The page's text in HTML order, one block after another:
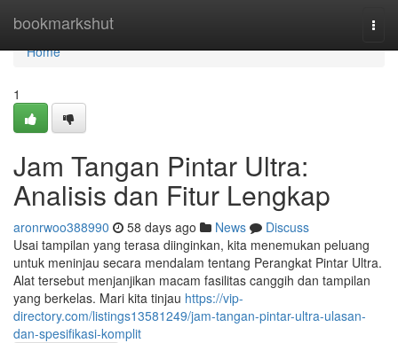
bookmarkshut
Home
Home
1
Jam Tangan Pintar Ultra:
Analisis dan Fitur Lengkap
aronrwoo388990 58 days ago News
Discuss
Usai tampilan yang terasa diinginkan, kita menemukan peluang
untuk meninjau secara mendalam tentang Perangkat Pintar Ultra.
Alat tersebut menjanjikan macam fasilitas canggih dan tampilan
yang berkelas. Mari kita tinjau https://vip-
directory.com/listings13581249/jam-tangan-pintar-ultra-ulasan-
dan-spesifikasi-komplit